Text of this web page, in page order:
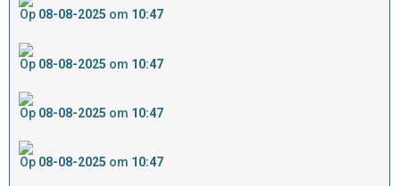
Op 08-08-2025 om 10:47
Op 08-08-2025 om 10:47
Op 08-08-2025 om 10:47
Op 08-08-2025 om 10:47